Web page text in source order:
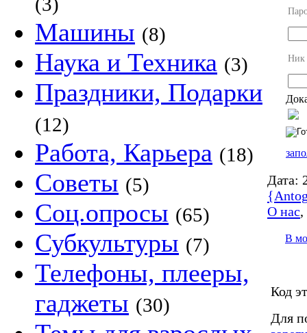
Машины (8)
Наука и Техника (3)
Праздники, Подарки
(12)
Работа, Карьера (18)
Советы (5)
Соц.опросы (65)
Субкультуры (7)
Телефоны, плееры,
гаджеты (30)
Ник
Дата:
О нас
В
Код
Для